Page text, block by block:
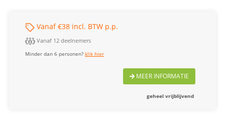
Vanaf €38 incl. BTW p.p.
Vanaf 12 deelnemers
Minder dan 6 personen?klik hier
MEER INFORMATIE
geheel vrijblijvend